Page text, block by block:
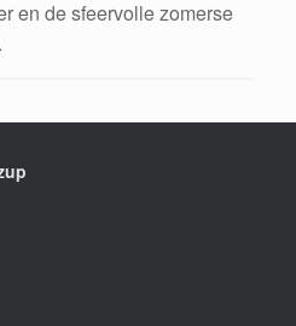
en de sfeervolle zomerse